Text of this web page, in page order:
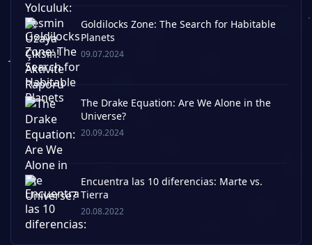
Goldilocks Zone: The Search for Habitable
Planets
09.07.2024
The Drake Equation: Are We Alone in the
Universe?
20.09.2024
Encuentra las 10 diferencias: Marte vs.
Tierra
20.08.2022